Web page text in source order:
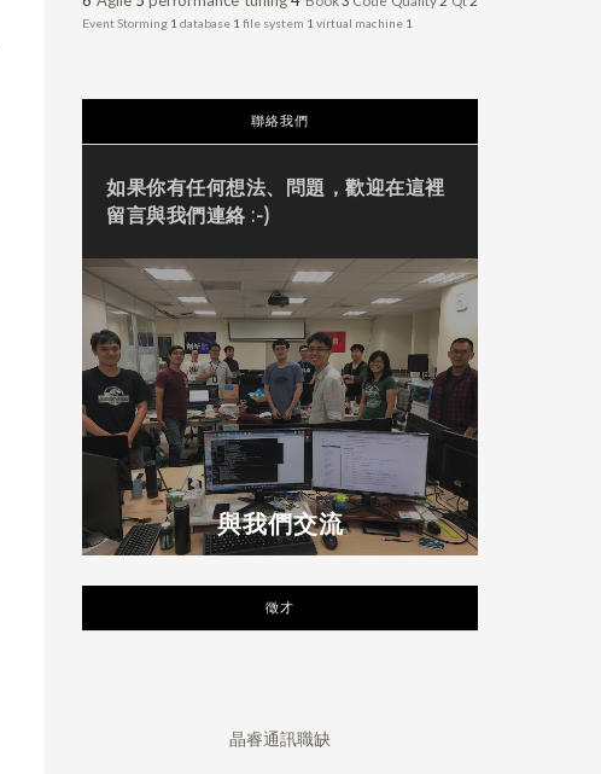
Event Storming 1 database 1 file system 1 virtual machine 1
聯絡我們
與我們交流
如果你有任何想法、問題，歡迎在這裡
留言與我們連絡 :-)
徵才
晶睿通訊職缺